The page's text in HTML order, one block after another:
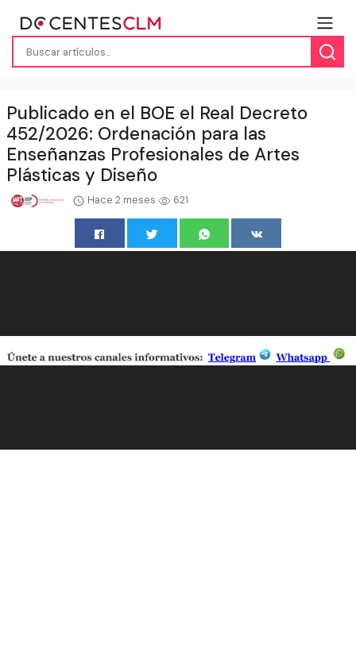
Publicado en el BOE el Real Decreto
452/2026: Ordenación para las
Enseñanzas Profesionales de Artes
Plásticas y Diseño
Hace 2 meses 621